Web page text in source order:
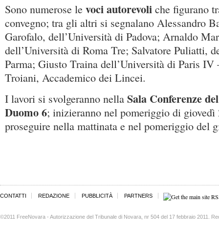
Sono numerose le voci autorevoli che figurano
convegno; tra gli altri si segnalano Alessandro
Garofalo, dell’Università di Padova; Arnaldo
dell’Università di Roma Tre; Salvatore Puliatti,
Parma; Giusto Traina dell’Università di Paris IV
Troiani, Accademico dei Lincei.
I lavori si svolgeranno nella Sala Conferenze
Duomo 6; inizieranno nel pomeriggio di giovedì
proseguire nella mattinata e nel pomeriggio del
CONTATTI REDAZIONE PUBBLICITÀ PARTNERS
©2011 FreeNovara - Autorizzazione del Tribunale di Novara, nr 504 del 17 febbraio 2011.